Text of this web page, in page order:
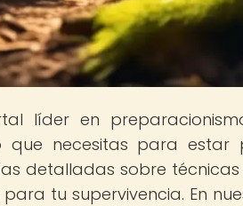
líder en
que necesitas para estar
detalladas sobre
tu supervivencia. En